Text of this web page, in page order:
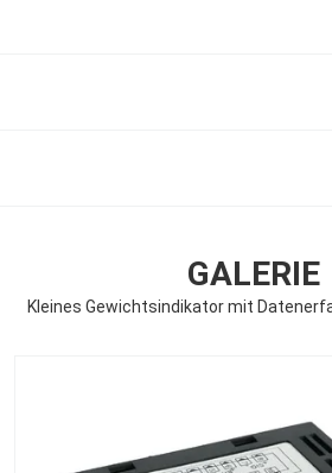
GALERIE
Kleines Gewichtsindikator mit